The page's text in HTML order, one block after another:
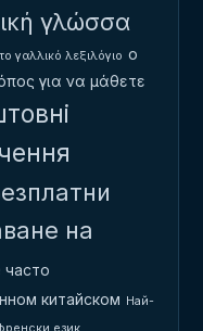
γλώσσα
γαλλικό λεξιλόγιο ο
για να μάθετε
на
китайском Най-
език